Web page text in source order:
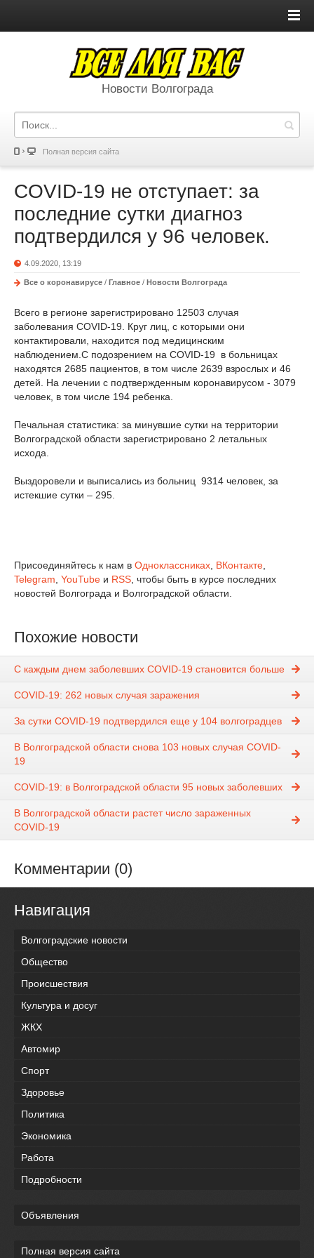
Новости Волгограда
Полная версия сайта
COVID-19 не отступает: за
последние сутки диагноз
подтвердился у 96 человек.
4.09.2020, 13:19
Все о коронавирусе / Главное / Новости Волгограда
Всего в регионе зарегистрировано 12503 случая
заболевания COVID-19. Круг лиц, с которыми они
контактировали, находится под медицинским
наблюдением.С подозрением на COVID-19 в больницах
находятся 2685 пациентов, в том числе 2639 взрослых и 46
детей. На лечении с подтвержденным коронавирусом - 3079
человек, в том числе 194 ребенка.
Печальная статистика: за минувшие сутки на территории
Волгоградской области зарегистрировано 2 летальных
исхода.
Выздоровели и выписались из больниц 9314 человек, за
истекшие сутки – 295.
Присоединяйтесь к нам в Одноклассниках ВКонтакте
Telegram YouTube и RSS , чтобы быть в курсе последних
новостей Волгограда и Волгоградской области.
Похожие новости
С каждым днем заболевших COVID-19 становится больше
COVID-19: 262 новых случая заражения
За сутки COVID-19 подтвердился еще у 104 волгоградцев
В Волгоградской области снова 103 новых случая COVID-
19
COVID-19: в Волгоградской области 95 новых заболевших
В Волгоградской области растет число зараженных
COVID-19
Комментарии (0)
Навигация
Волгоградские новости
Общество
Происшествия
Культура и досуг
ЖКХ
Автомир
Спорт
Здоровье
Политика
Экономика
Работа
Подробности
Объявления
Полная версия сайта